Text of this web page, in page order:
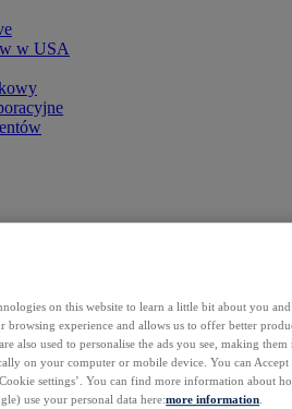
w USA
on this website to learn a little bit about you
browsing experience and allows us to offer better
also used to personalise the ads you see, making
on your computer or mobile device. You can
settings’. You can find more information about
use your personal data here:more information